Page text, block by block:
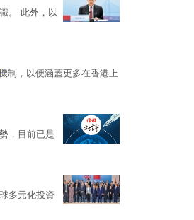
。 此外，以
制，以便涵蓋更多在香港上
，目前已是
多元化投資